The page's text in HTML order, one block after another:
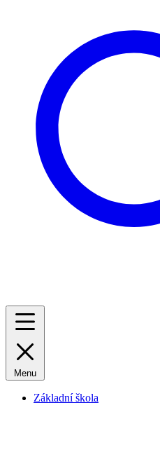
Menu
Základní škola